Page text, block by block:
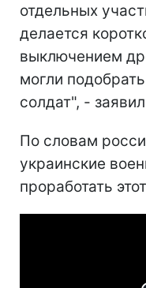
отдельных
делается
выключением
могли
солдат", -
По словам
украинские
проработать